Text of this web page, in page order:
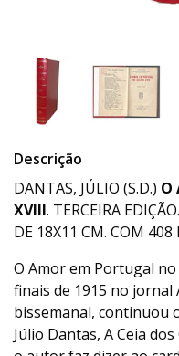
Descrição
DANTAS, JÚLIO (S.D.) O
XVIII. TERCEIRA
DE 18X11 CM. COM 408
O Amor em Portugal
finais de 1915 no
bissemanal, continuou
Júlio Dantas, A Ceia